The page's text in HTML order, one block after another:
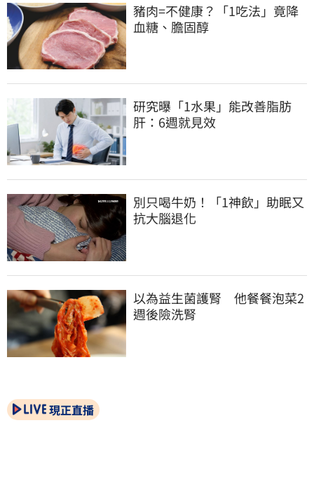
豬肉=不健康？「1吃法」竟降
血糖、膽固醇
研究曝「1水果」能改善脂肪
肝：6週就見效
別只喝牛奶！「1神飲」助眠又
抗大腦退化
以為益生菌護腎　他餐餐泡菜2
週後險洗腎
現正直播